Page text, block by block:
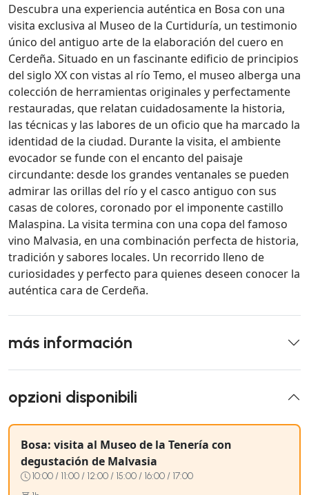
Descubra una experiencia auténtica en Bosa con una
visita exclusiva al Museo de la Curtiduría, un testimonio
único del antiguo arte de la elaboración del cuero en
Cerdeña. Situado en un fascinante edificio de principios
del siglo XX con vistas al río Temo, el museo alberga una
colección de herramientas originales y perfectamente
restauradas, que relatan cuidadosamente la historia,
las técnicas y las labores de un oficio que ha marcado la
identidad de la ciudad. Durante la visita, el ambiente
evocador se funde con el encanto del paisaje
circundante: desde los grandes ventanales se pueden
admirar las orillas del río y el casco antiguo con sus
casas de colores, coronado por el imponente castillo
Malaspina. La visita termina con una copa del famoso
vino Malvasia, en una combinación perfecta de historia,
tradición y sabores locales. Un recorrido lleno de
curiosidades y perfecto para quienes deseen conocer la
auténtica cara de Cerdeña.
más información
opzioni disponibili
Bosa: visita al Museo de la Tenería con
degustación de Malvasia
10:00 / 11:00 / 12:00 / 15:00 / 16:00 / 17:00